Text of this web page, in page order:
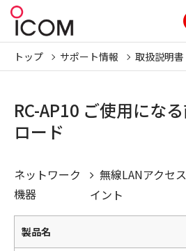
トップ サポート情報 取扱説明書
RC-AP10 ご使用にな
ロード
ネットワーク
機器
無線LANアクセ
イント
製品名